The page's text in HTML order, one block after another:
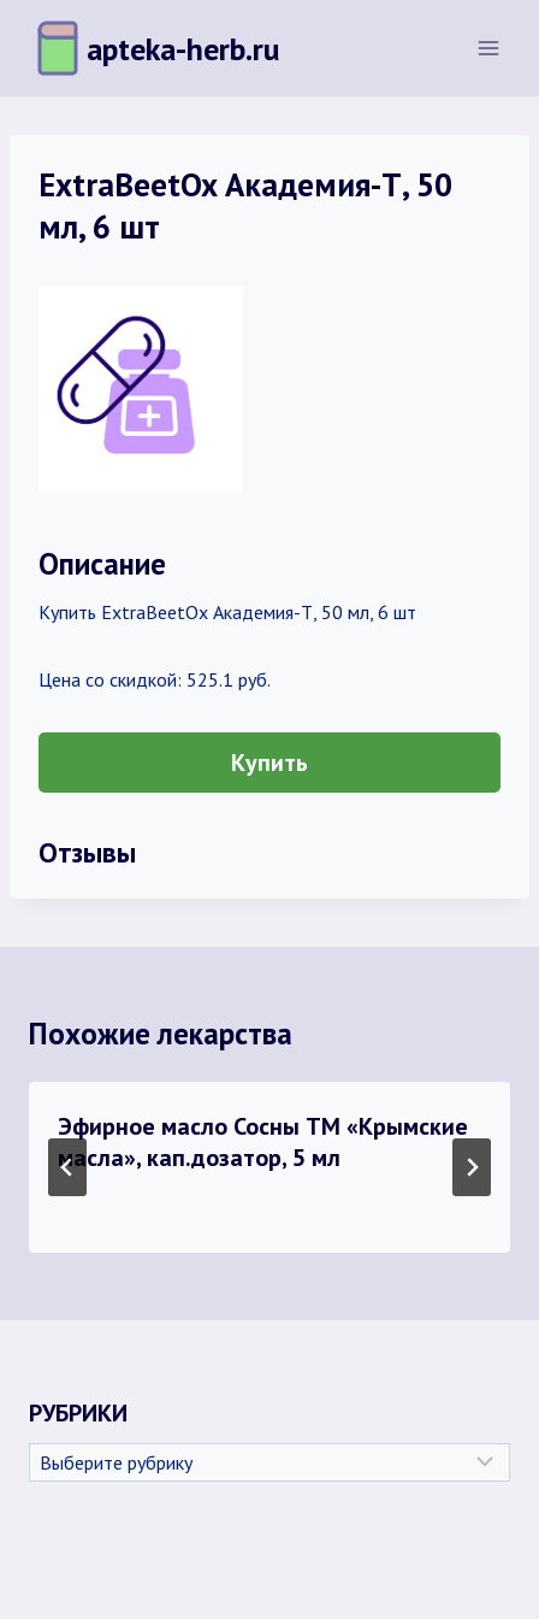
Перейти
содержимому
apteka-herb.ru
ExtraBeetOx Академия-Т, 50
мл, 6 шт
Описание
Купить ExtraBeetOx Академия-Т, 50 мл, 6 шт
Цена со скидкой: 525.1 руб.
Купить
Отзывы
Похожие лекарства
Эфирное масло Сосны ТМ «Крымские
масла», кап.дозатор, 5 мл
РУБРИКИ
Рубрики